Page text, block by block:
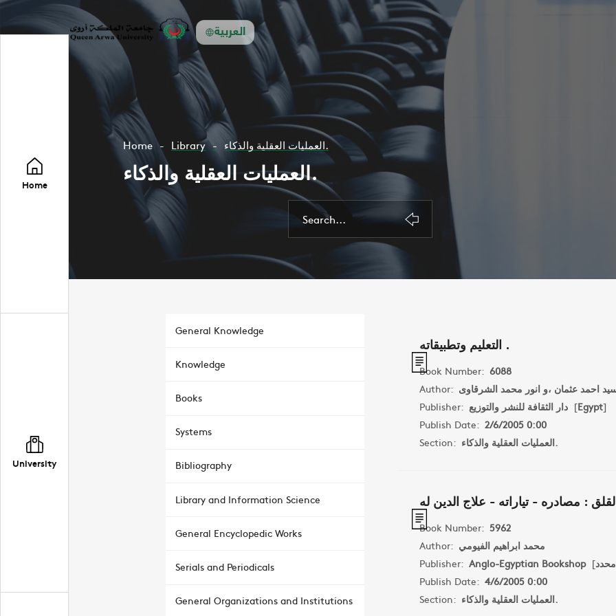
العربية
Home
University
Home Library العمليات العقلية والذكاء.
العمليات العقلية والذكاء.
General Knowledge
Knowledge
Books
Systems
Bibliography
Library and Information Science
General Encyclopedic Works
Serials and Periodicals
General Organizations and Institutions
التعليم وتطبيقاته .
Book Number: 6088
Author:
Publisher: دار الثقافة للنشر والتوزيع[Egypt]
Publish Date: 2/6/2005 0:00
Section:
العمليات العقلية والذكاء.
: مصادره - تياراته - علاج الدين له
Book Number: 5962
Author: محمد ابراهيم الفيومي
Publisher: Anglo-Egyptian Bookshop[
Publish Date: 4/6/2005 0:00
Section:
العمليات العقلية والذكاء.